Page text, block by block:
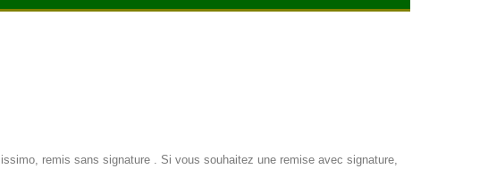
remis sans signature . Si vous souhaitez une remise avec signature,